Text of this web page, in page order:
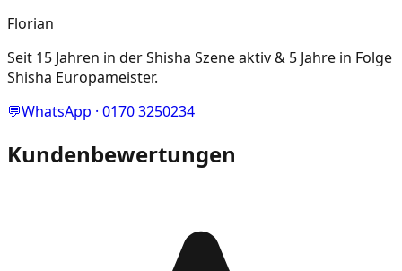
Florian
Seit 15 Jahren in der Shisha Szene aktiv & 5 Jahre in Folge
Shisha Europameister.
💬WhatsApp · 0170 3250234
Kundenbewertungen